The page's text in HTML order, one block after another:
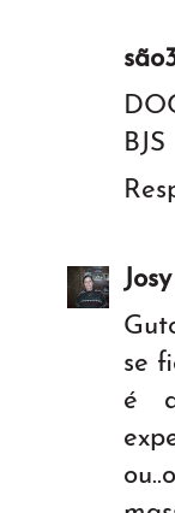
BJS
Josy
se
é